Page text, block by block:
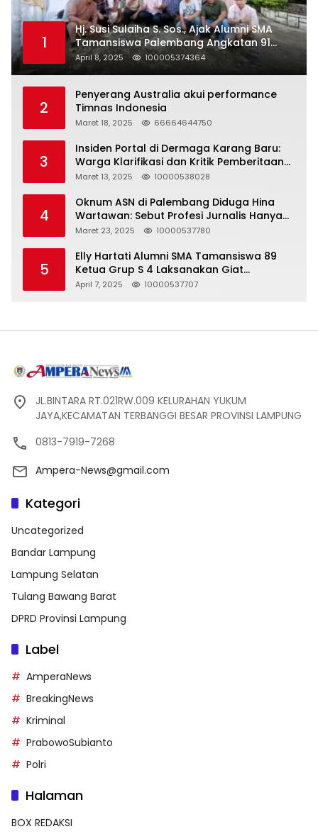
1
Hj. Susi Sulaiha S. Sos., Ajak Alumni SMA
Tamansiswa Palembang Angkatan 91
Halal Bihalal
April 8, 2025 100005374364
2
Penyerang Australia akui performance
Timnas Indonesia
Maret 18, 2025 66664644750
3
Insiden Portal di Dermaga Karang Baru:
Warga Klarifikasi dan Kritik Pemberitaan
yang Tidak Akurat
Maret 13, 2025 10000538028
4
Oknum ASN di Palembang Diduga Hina
Wartawan: Sebut Profesi Jurnalis Hanya
Seharga 2 Liter Bensin, Berujung Dugaan
Maret 23, 2025 10000537780
5
Elly Hartati Alumni SMA Tamansiswa 89
Ketua Grup S 4 Laksanakan Giat
Silaturahmi
April 7, 2025 10000537707
JL.BINTARA RT.021RW.009 KELURAHAN YUKUM
JAYA,KECAMATAN TERBANGGI BESAR PROVINSI LAMPUNG
0813-7919-7268
Ampera-News@gmail.com
Kategori
Uncategorized
Bandar Lampung
Lampung Selatan
Tulang Bawang Barat
DPRD Provinsi Lampung
Label
AmperaNews
BreakingNews
Kriminal
PrabowoSubianto
Polri
Halaman
BOX REDAKSI